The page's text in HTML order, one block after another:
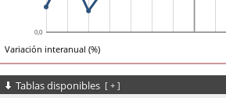
Variación interanual (%)
Tablas disponibles [ + ]